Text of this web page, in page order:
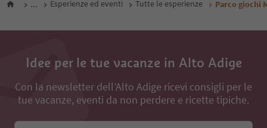
... Esperienze ed eventi Tutte le esperienze Parco giochi
Idee per le tue vacanze in Alto Adige
Con la newsletter dell’Alto Adige ricevi consigli per le
tue vacanze, eventi da non perdere e ricette tipiche.